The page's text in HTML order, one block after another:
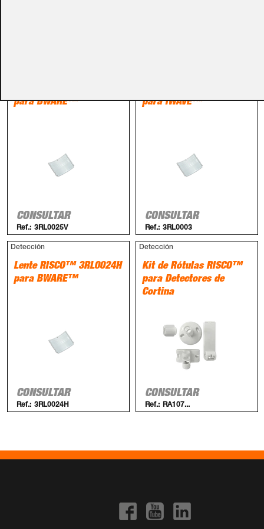
para BWARE™
CONSULTAR
Ref.: 3RL0025V
para IWAVE™
CONSULTAR
Ref.: 3RL0003
Detección
Lente RISCO™ 3RL0024H
para BWARE™
CONSULTAR
Ref.: 3RL0024H
Detección
Kit de Rótulas RISCO™
para Detectores de
Cortina
CONSULTAR
Ref.: RA107...